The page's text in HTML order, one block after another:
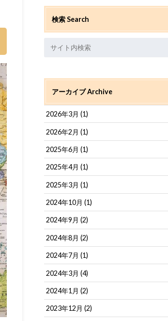
検索 Search
アーカイブ Archive
2026年3月 (1)
2026年2月 (1)
2025年6月 (1)
2025年4月 (1)
2025年3月 (1)
2024年10月 (1)
2024年9月 (2)
2024年8月 (2)
2024年7月 (1)
2024年3月 (4)
2024年1月 (2)
2023年12月 (2)